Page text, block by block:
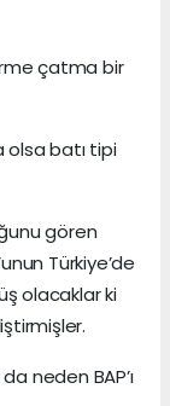
çatma bir
olsa batı tipi
gören
Türkiye’de
olacaklar ki
neden BAP’ı